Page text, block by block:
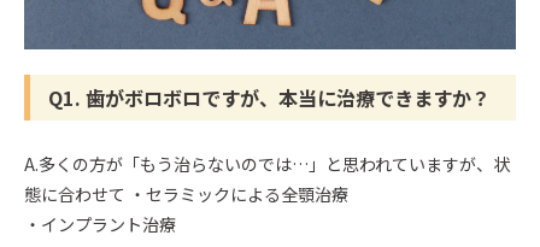
Q1. 歯がボロボロですが、本当に治療できますか？
A.多くの方が「もう治らないのでは…」と思われていますが、状
態に合わせて ・セラミックによる全顎治療
・インプラント治療